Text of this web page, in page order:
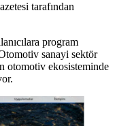
tarafından
program
sanayi sektör
otomotiv ekosisteminde